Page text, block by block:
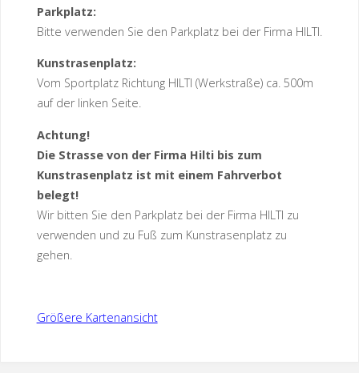
Parkplatz:
Bitte verwenden Sie den Parkplatz bei der Firma HILTI.
Kunstrasenplatz:
Vom Sportplatz Richtung HILTI (Werkstraße) ca. 500m
auf der linken Seite.
Achtung!
Die Strasse von der Firma Hilti bis zum
Kunstrasenplatz ist mit einem Fahrverbot
belegt!
Wir bitten Sie den Parkplatz bei der Firma HILTI zu
verwenden und zu Fuß zum Kunstrasenplatz zu
gehen.
Größere Kartenansicht